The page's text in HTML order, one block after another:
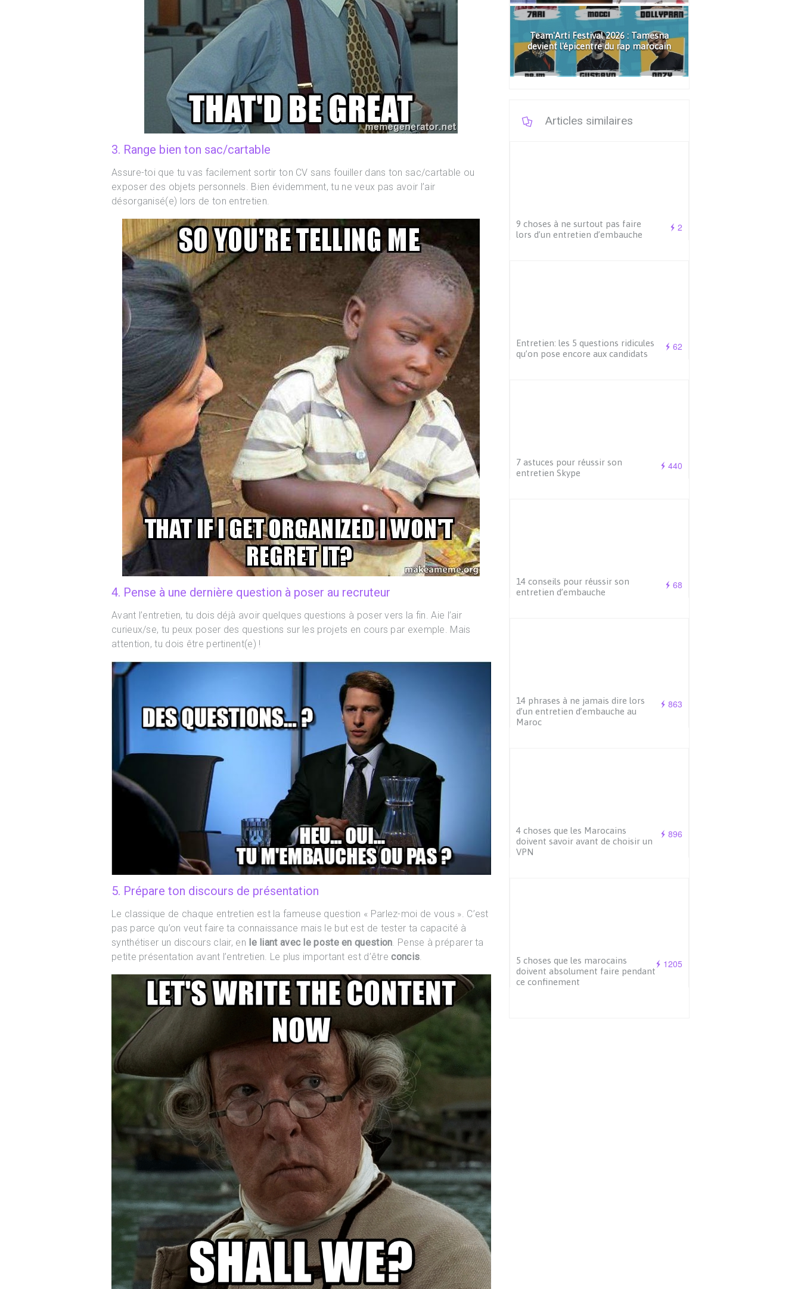
3. Range bien ton sac/cartable
Assure-toi que tu vas facilement sortir ton CV sans fouiller dans ton sac/cartable ou
exposer des objets personnels. Bien évidemment, tu ne veux pas avoir l’air
désorganisé(e) lors de ton entretien.
4. Pense à une dernière question à poser au recruteur
Avant l’entretien, tu dois déjà avoir quelques questions à poser vers la fin. Aie l’air
curieux/se, tu peux poser des questions sur les projets en cours par exemple. Mais
attention, tu dois être pertinent(e) !
5. Prépare ton discours de présentation
Le classique de chaque entretien est la fameuse question « Parlez-moi de vous ». C’est
pas parce qu’on veut faire ta connaissance mais le but est de tester ta capacité à
synthétiser un discours clair, en le liant avec le poste en question . Pense à préparer ta
petite présentation avant l’entretien. Le plus important est d’êtreconcis
Team'Arti Festival 2026 : Tamesna
devient l'épicentre du rap marocain
Articles similaires
2
9 choses à ne surtout pas faire
lors d’un entretien d’embauche
62
Entretien: les 5 questions ridicules
qu’on pose encore aux candidats
440
7 astuces pour réussir son
entretien Skype
68
14 conseils pour réussir son
entretien d’embauche
863
14 phrases à ne jamais dire lors
d’un entretien d’embauche au
Maroc
896
4 choses que les Marocains
doivent savoir avant de choisir un
VPN
1205
5 choses que les marocains
doivent absolument faire pendant
ce confinement